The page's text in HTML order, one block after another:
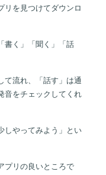
リを見つけてダウンロ
書く」「聞く」「話
て流れ、「話す」は通
音をチェックしてくれ
しやってみよう」とい
プリの良いところで